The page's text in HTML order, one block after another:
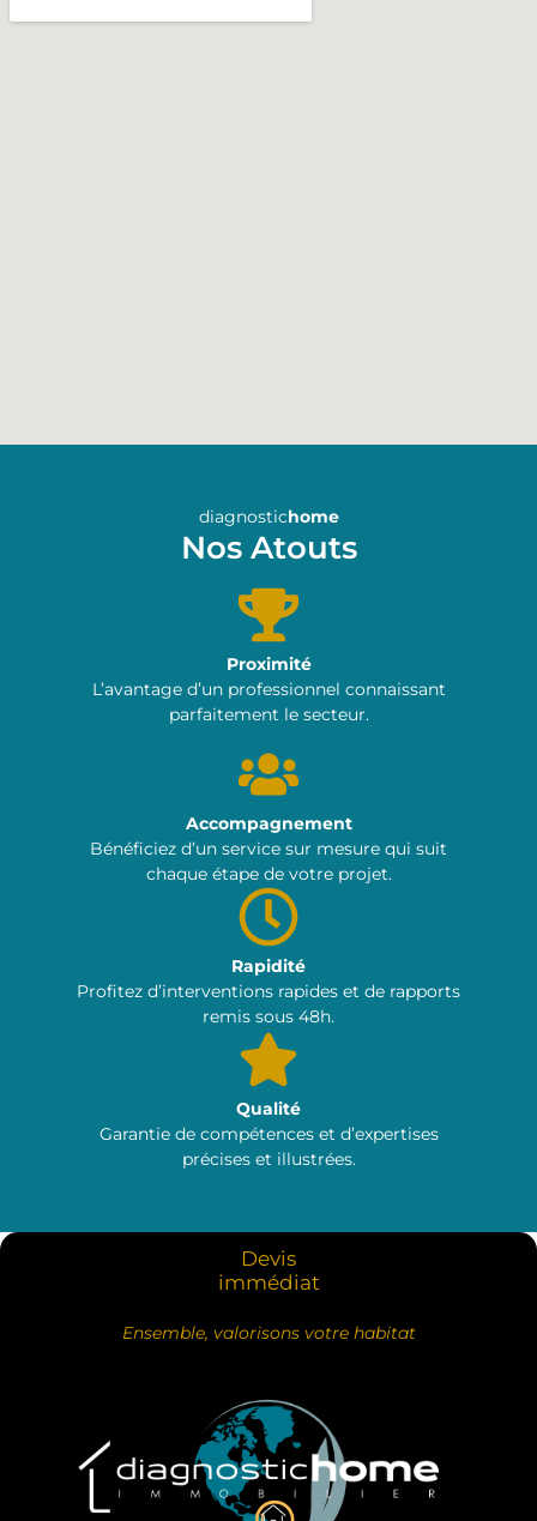
diagnostichome
Nos Atouts
Proximité
L’avantage d’un professionnel connaissant
parfaitement le secteur.
Accompagnement
Bénéficiez d’un service sur mesure qui suit
chaque étape de votre projet.
Rapidité
Profitez d’interventions rapides et de rapports
remis sous 48h.
Qualité
Garantie de compétences et d’expertises
précises et illustrées.
Devis
immédiat
Ensemble, valorisons votre habitat